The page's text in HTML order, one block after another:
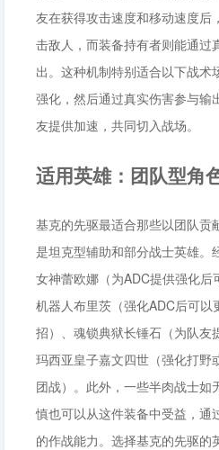
友在获得攻击速度和移动速度后
击敌人，而装备持有者则能通过
出。这种机制特别适合以下战术
强化，然后通过真实伤害参与输
友提供加速，共同切入战场。
适用英雄：团队型角
基克的先驱最适合那些以团队贡
是坦克型辅助和部分战士英雄。
女神蕾欧娜（为ADC提供强化
机器人布里茨（强化ADC后可
招）、魂锁典狱长锤石（为队友
玛西亚皇子嘉文四世（强化打野
团战）。此外，一些半肉战士如
慎也可以从这件装备中受益，通
的作战能力。选择基克的先驱的